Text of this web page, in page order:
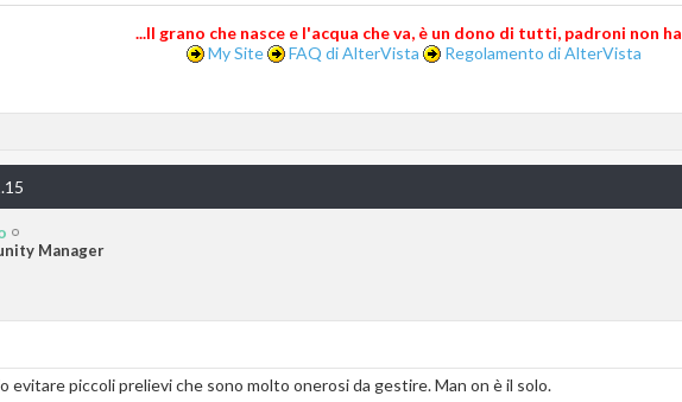
...Il grano che nasce e l'acqua che va, è un dono di tutti, padroni non
My Site
FAQ di AlterVista Regolamento di AlterVista
Manager
evitare piccoli prelievi che sono molto onerosi da gestire. Man on è il solo.